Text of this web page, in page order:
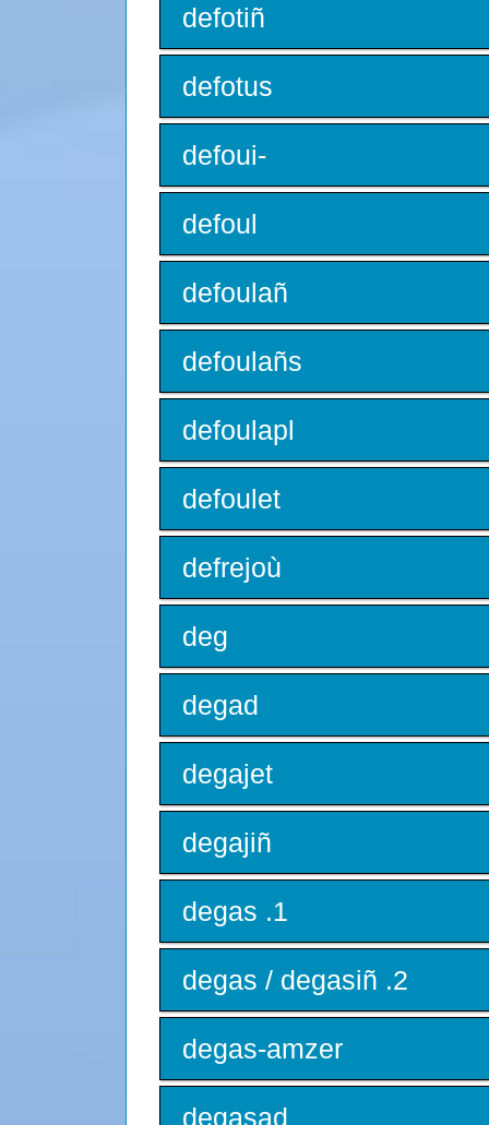
defotiñ
defotus
defoui-
defoul
defoulañ
defoulañs
defoulapl
defoulet
defrejoù
deg
degad
degajet
degajiñ
degas .1
degas / degasiñ .2
degas-amzer
degasad